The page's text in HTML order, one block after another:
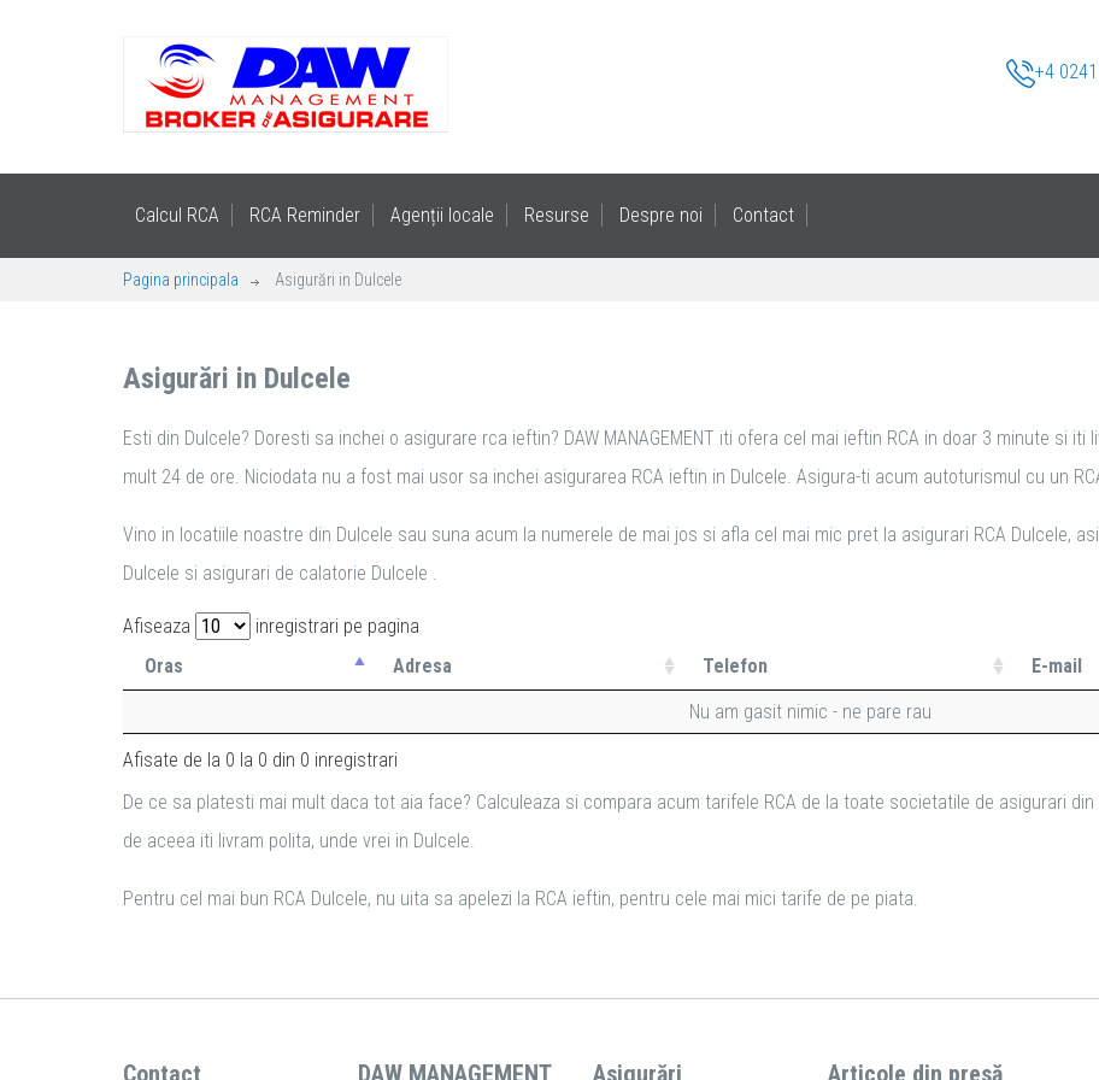
+4
Calcul RCA RCA Reminder Agenții locale Resurse Despre noi Contact
Pagina principala Asigurări in Dulcele
Asigurări in Dulcele
Esti din Dulcele? Doresti sa inchei o asigurare rca ieftin? DAW MANAGEMENT iti ofera cel mai ieftin RCA in doar 3 minute si
mult 24 de ore. Niciodata nu a fost mai usor sa inchei asigurarea RCA ieftin in Dulcele. Asigura-ti acum autoturismul cu un
Vino in locatiile noastre din Dulcele sau suna acum la numerele de mai jos si afla cel mai mic pret la asigurari RCA Dulcele,
Dulcele si asigurari de calatorie Dulcele .
Afiseaza inregistrari pe pagina
Oras
Adresa Telefon
E-mail
Nu am gasit nimic - ne pare rau
Afisate de la 0 la 0 din 0 inregistrari
De ce sa platesti mai mult daca tot aia face? Calculeaza si compara acum tarifele RCA de la toate societatile de asigurari
de aceea iti livram polita, unde vrei in Dulcele.
Pentru cel mai bun RCA Dulcele, nu uita sa apelezi la RCA ieftin, pentru cele mai mici tarife de pe piata.
Contact DAW MANAGEMENT Asigurări Articole din presă